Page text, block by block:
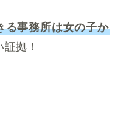
る事務所は女の子か
拠！